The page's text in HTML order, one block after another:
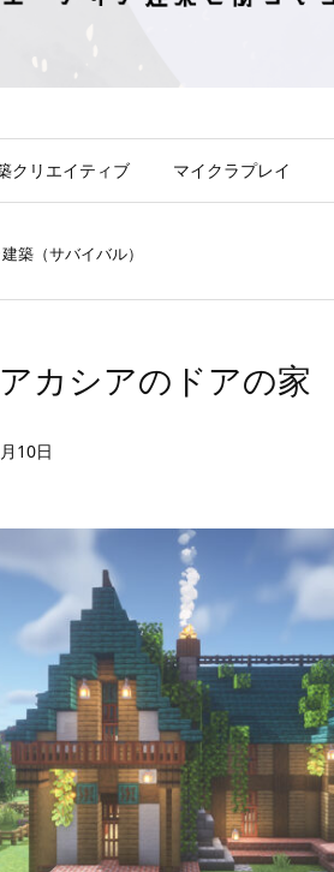
クリエイティブ マイクラプレイ
築（サバイバル）
カシアのドアの家
10日